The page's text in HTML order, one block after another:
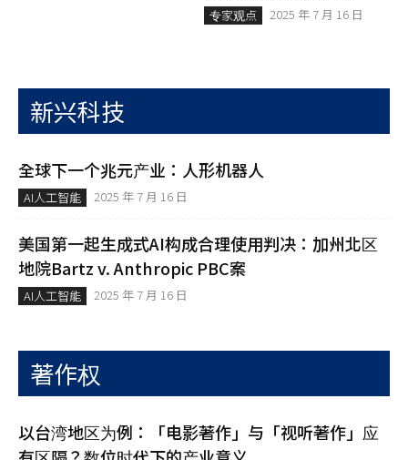
专家观点 2025 年 7 月 16 日
新兴科技
全球下一个兆元产业：人形机器人
AI人工智能 2025 年 7 月 16 日
美国第一起生成式AI构成合理使用判决：加州北区
地院Bartz v. Anthropic PBC案
AI人工智能 2025 年 7 月 16 日
著作权
以台湾地区为例：「电影著作」与「视听著作」应